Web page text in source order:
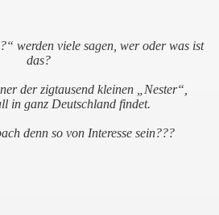
werden viele sagen, wer oder was ist
das?
der zigtausend kleinen „Nester“,
in ganz Deutschland findet.
denn so von Interesse sein???